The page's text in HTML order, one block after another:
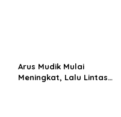
Arus Mudik Mulai
Meningkat, Lalu Lintas